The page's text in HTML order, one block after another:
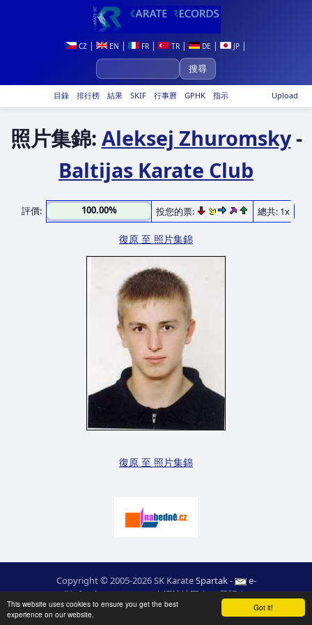
Got it!
This website uses cookies to ensure you get the best
experience on our website.
CZ | EN | FR | TR | DE | JP |
Upload
目錄 排行榜 結果 SKIF 行事曆 GPHK 指示
照片集錦: Aleksej Zhuromsky-
Baltijas Karate Club
評價: 100.00% 投您的票: 總共: 1x
復原 至 照片集錦
復原 至 照片集錦
Copyright © 2005-2026 SK KarateSpartak-
e-
mail:moc.ceretarak@ofni|網站地圖| 登記|RSS
webdesign:Ing. Pavel Švojgr,結果 karate : Mgr. Jiří Kotala